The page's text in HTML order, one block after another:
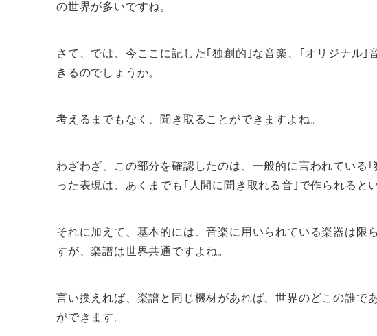
の世界が多いですね。
さて、では、今ここに記した｢独創的｣な音楽、｢オリジナル
きるのでしょうか。
考えるまでもなく、聞き取ることができますよね。
わざわざ、この部分を確認したのは、一般的に言われている
った表現は、あくまでも｢人間に聞き取れる音｣で作られると
それに加えて、基本的には、音楽に用いられている楽器は限
すが、楽譜は世界共通ですよね。
言い換えれば、楽譜と同じ機材があれば、世界のどこの誰で
ができます。